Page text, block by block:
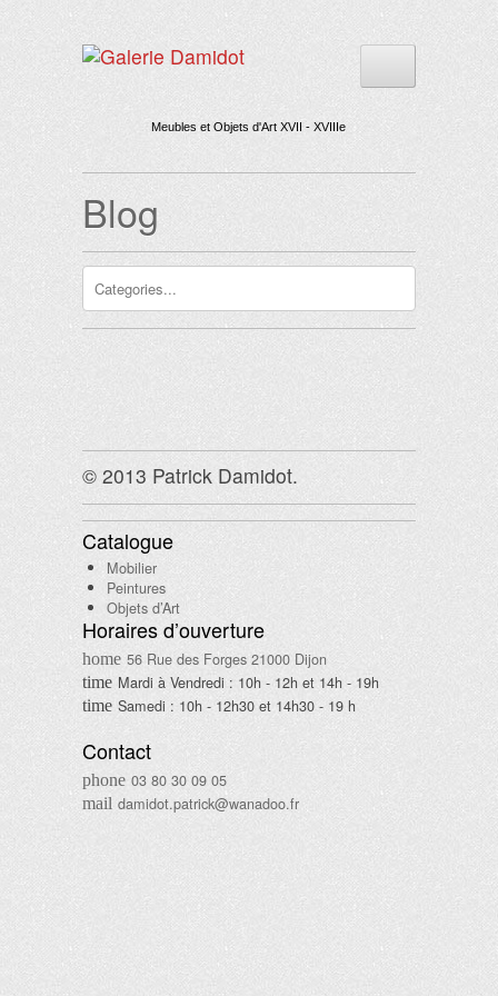
Meubles et Objets d'Art XVII - XVIIIe
Blog
© 2013 Patrick Damidot.
Catalogue
Mobilier
Peintures
Objets d’Art
Horaires d’ouverture
56 Rue des Forges 21000 Dijon
Mardi à Vendredi : 10h - 12h et 14h - 19h
Samedi : 10h - 12h30 et 14h30 - 19 h
Contact
03 80 30 09 05
damidot.patrick@wanadoo.fr